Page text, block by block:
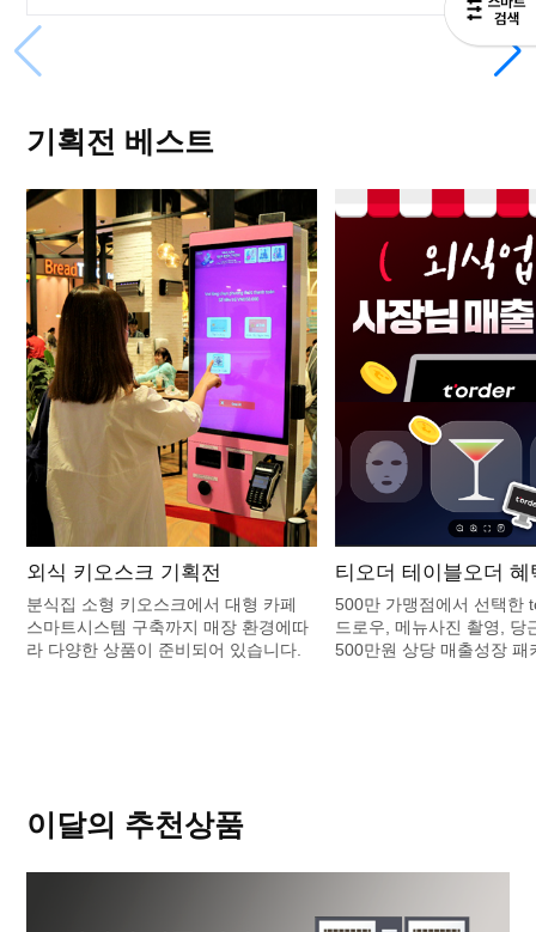
기획전 베스트
외식 키오스크 기획전
분식집 소형 키오스크에서 대형 카페
스마트시스템 구축까지 매장 환경에따
라 다양한 상품이 준비되어 있습니다.
티오더 테이블오더 혜
500만 가맹점에서 선택한
드로우, 메뉴사진 촬영, 당
500만원 상당 매출성장 패
이달의 추천상품